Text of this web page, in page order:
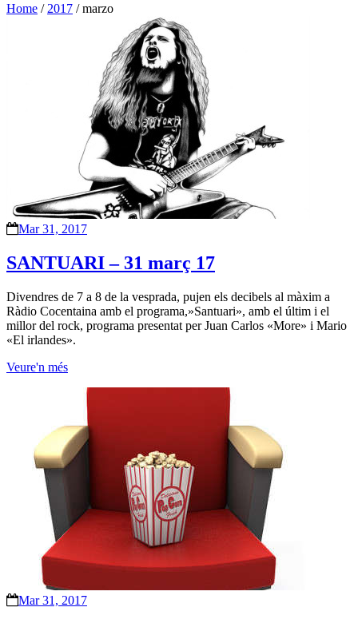
Home / 2017 /marzo
Mar 31, 2017
SANTUARI – 31 març 17
Divendres de 7 a 8 de la vesprada, pujen els decibels al màxim a
Ràdio Cocentaina amb el programa,»Santuari», amb el últim i el
millor del rock, programa presentat per Juan Carlos «More» i Mario
«El irlandes».
Veure'n més
Mar 31, 2017